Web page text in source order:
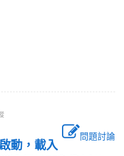
問題討論
動，載入